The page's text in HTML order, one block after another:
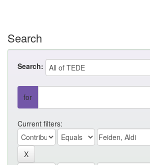
Search
Search:
for
Current filters: